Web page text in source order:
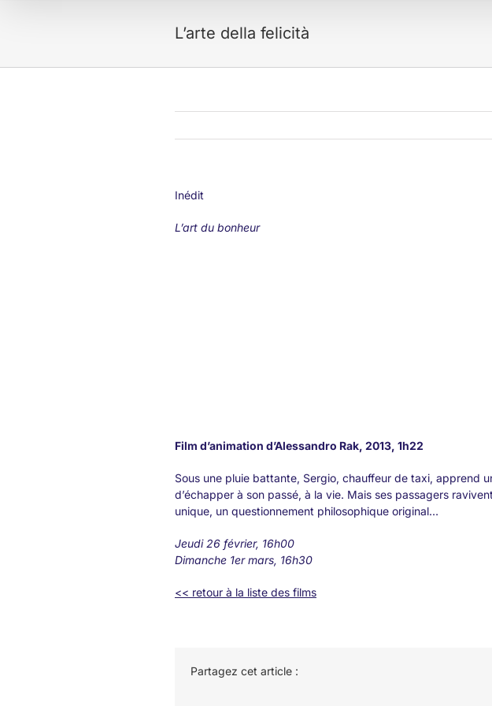
L’arte della felicità
Inédit
L’art du bonheur
Film d’animation d’Alessandro Rak, 2013, 1h22
Sous une pluie battante, Sergio, chauffeur de taxi, apprend
d’échapper à son passé, à la vie. Mais ses passagers
unique, un questionnement philosophique original…
Jeudi 26 février, 16h00
Dimanche 1er mars, 16h30
<< retour à la liste des films
Partagez cet article :